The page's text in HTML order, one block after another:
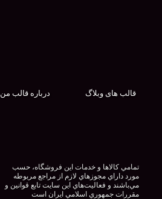
درباره قالب من قالب های وبلاگ
تمامي كالاها و خدمات اين فروشگاه، حسب
مورد داراي مجوزهاي لازم از مراجع مربوطه
مي‌باشند و فعاليت‌هاي اين سايت تابع قوانين و
مقررات جمهوري اسلامي ايران است